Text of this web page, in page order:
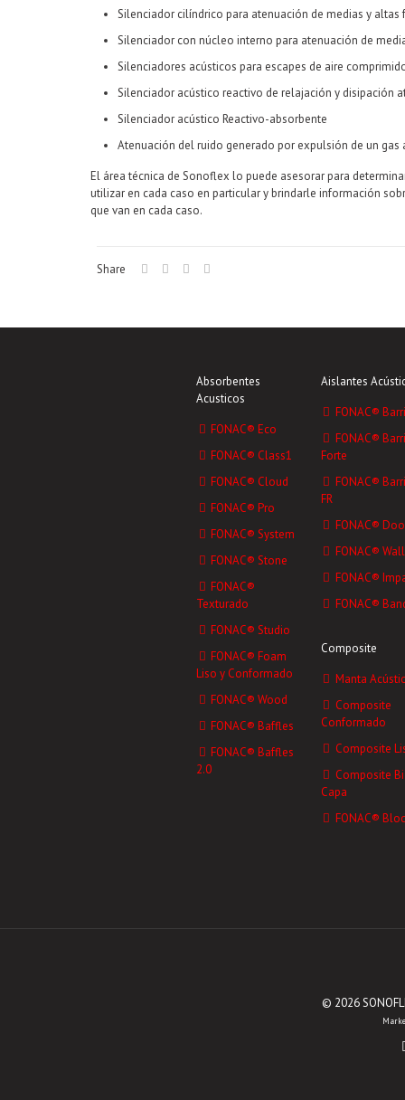
Silenciador cilíndrico para atenuación de medias y altas
Silenciador con núcleo interno para atenuación de
Silenciadores acústicos para escapes de aire
Silenciador acústico reactivo de relajación y disipación
Silenciador acústico Reactivo-absorbente
Atenuación del ruido generado por expulsión de un gas
El área técnica de Sonoflex lo puede asesorar para
utilizar en cada caso en particular y brindarle información
que van en cada caso.
Share
Absorbentes
Acusticos
FONAC® Eco
FONAC® Class1
FONAC® Cloud
FONAC® Pro
FONAC® System
FONAC® Stone
FONAC®
Texturado
FONAC® Studio
FONAC® Foam
Liso y Conformado
FONAC® Wood
FONAC® Baffles
FONAC® Baffles
2.0
Aislantes
FONAC®
FONAC®
Forte
FONAC®
FR
FONAC®
FONAC® Wall
FONAC®
FONAC®
Composite
Manta
Composite
Conformado
Composite
Composite
Capa
FONAC®
© 2026